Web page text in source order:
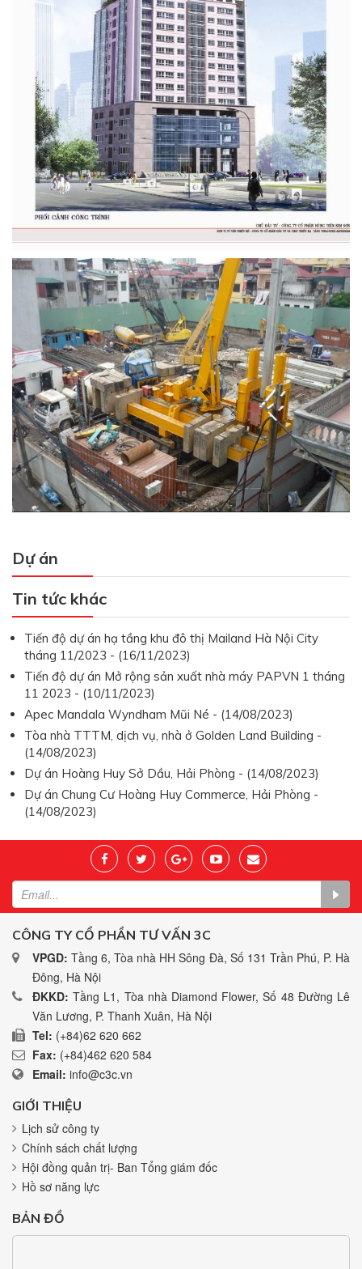
Dự án
Tin tức khác
Tiến độ dự án hạ tầng khu đô thị Mailand Hà Nội City
tháng 11/2023 - (16/11/2023)
Tiến độ dự án Mở rộng sản xuất nhà máy PAPVN 1 tháng
11 2023 - (10/11/2023)
Apec Mandala Wyndham Mũi Né - (14/08/2023)
Tòa nhà TTTM, dịch vụ, nhà ở Golden Land Building -
(14/08/2023)
Dự án Hoàng Huy Sở Dầu, Hải Phòng - (14/08/2023)
Dự án Chung Cư Hoàng Huy Commerce, Hải Phòng -
(14/08/2023)
CÔNG TY CỔ PHẦN TƯ VẤN 3C
VPGD: Tầng 6, Tòa nhà HH Sông Đà, Số 131 Trần Phú, P. Hà
Đông, Hà Nội
ĐKKD: Tầng L1, Tòa nhà Diamond Flower, Số 48 Đường Lê
Văn Lương, P. Thanh Xuân, Hà Nội
Tel: (+84)62 620 662
Fax: (+84)462 620 584
Email: info@c3c.vn
GIỚI THIỆU
Lịch sử công ty
Chính sách chất lượng
Hội đồng quản trị- Ban Tổng giám đốc
Hồ sơ năng lực
BẢN ĐỒ